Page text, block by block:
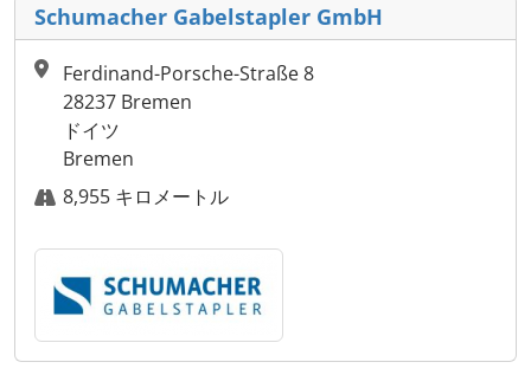
Schumacher Gabelstapler GmbH
Ferdinand-Porsche-Straße 8
28237 Bremen
ドイツ
Bremen
8,955 キロメートル